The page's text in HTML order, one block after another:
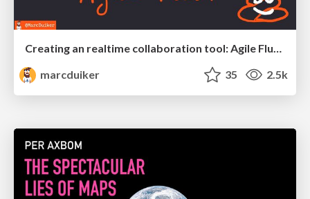
Creating an realtime collaboration tool: Agile Flush - .NET Oxford
marcduiker
35 2.5k